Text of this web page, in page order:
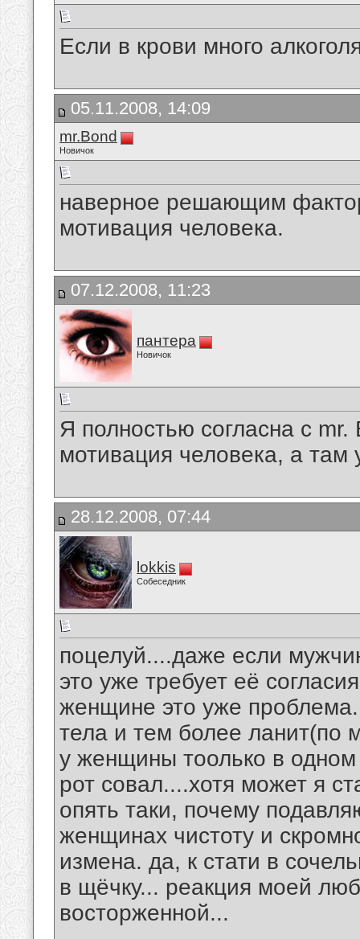
Если в крови много
05.11.2008, 14:09
mr.Bond
Новичок
наверное решающим
мотивация человека.
07.12.2008, 11:23
пантера
Новичок
Я полностью согласна с
мотивация человека, а там
28.12.2008, 07:44
lokkis
Собеседник
поцелуй....даже если
это уже требует её
женщине это уже
тела и тем более ланит(по
у женщины тоолько в
рот совал....хотя может я
опять таки, почему
женщинах чистоту и
измена. да, к стати в
в щёчку... реакция моей
восторженной...